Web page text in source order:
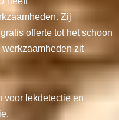
Zij
offerte tot het schoon
zit
voor lekdetectie en